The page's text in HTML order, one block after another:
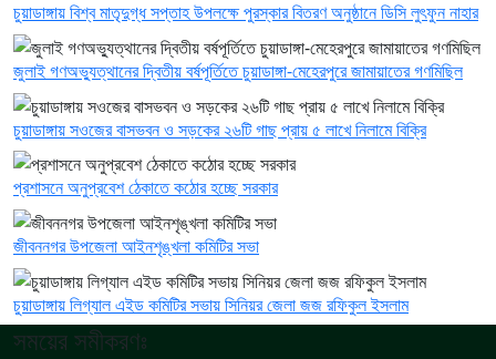
চুয়াডাঙ্গায় বিশ্ব মাতৃদুগ্ধ সপ্তাহ উপলক্ষে পুরস্কার বিতরণ অনুষ্ঠানে ডিসি লুৎফুন নাহার
জুলাই গণঅভ্যুত্থানের দ্বিতীয় বর্ষপূর্তিতে চুয়াডাঙ্গা-মেহেরপুরে জামায়াতের গণমিছিল
চুয়াডাঙ্গায় সওজের বাসভবন ও সড়কের ২৬টি গাছ প্রায় ৫ লাখে নিলামে বিক্রি
প্রশাসনে অনুপ্রবেশ ঠেকাতে কঠোর হচ্ছে সরকার
জীবননগর উপজেলা আইনশৃঙ্খলা কমিটির সভা
চুয়াডাঙ্গায় লিগ্যাল এইড কমিটির সভায় সিনিয়র জেলা জজ রফিকুল ইসলাম
সময়ের সমীকরণঃ